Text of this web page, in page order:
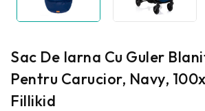
Sac De Iarna Cu Guler
Pentru Carucior, Navy,
Fillikid